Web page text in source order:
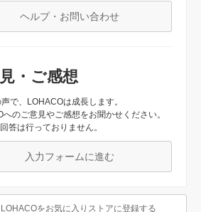
ヘルプ・お問い合わせ
・ご感想
で、LOHACOは成長します。
へのご意見やご感想をお聞かせください。
答は行っておりません。
入力フォームに進む
LOHACOをお気に入りストアに登録する